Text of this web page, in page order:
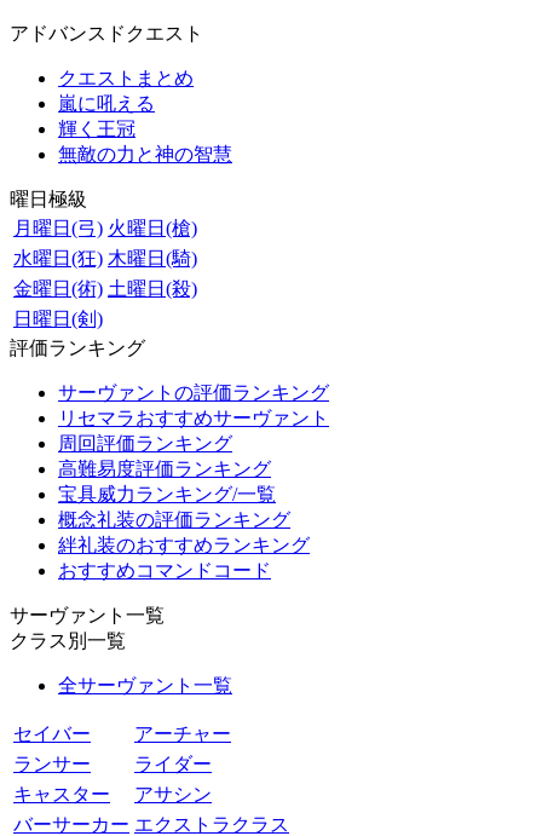
アドバンスドクエスト
クエストまとめ
嵐に吼える
輝く王冠
無敵の力と神の智慧
曜日極級
月曜日(弓) 火曜日(槍)
水曜日(狂) 木曜日(騎)
金曜日(術) 土曜日(殺)
日曜日(剣)
評価ランキング
サーヴァントの評価ランキング
リセマラおすすめサーヴァント
周回評価ランキング
高難易度評価ランキング
宝具威力ランキング/一覧
概念礼装の評価ランキング
絆礼装のおすすめランキング
おすすめコマンドコード
サーヴァント一覧
クラス別一覧
全サーヴァント一覧
セイバー
アーチャー
ランサー
ライダー
キャスター
アサシン
バーサーカー エクストラクラス